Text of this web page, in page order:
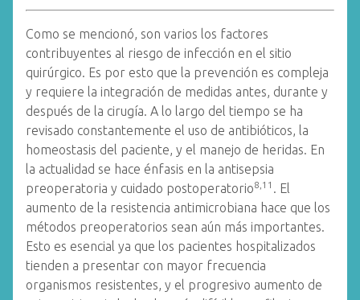
Como se mencionó, son varios los factores
contribuyentes al riesgo de infección en el sitio
quirúrgico. Es por esto que la prevención es compleja
y requiere la integración de medidas antes, durante y
después de la cirugía. A lo largo del tiempo se ha
revisado constantemente el uso de antibióticos, la
homeostasis del paciente, y el manejo de heridas. En
la actualidad se hace énfasis en la antisepsia
preoperatoria y cuidado postoperatorio8,11 . El
aumento de la resistencia antimicrobiana hace que los
métodos preoperatorios sean aún más importantes.
Esto es esencial ya que los pacientes hospitalizados
tienden a presentar con mayor frecuencia
organismos resistentes, y el progresivo aumento de